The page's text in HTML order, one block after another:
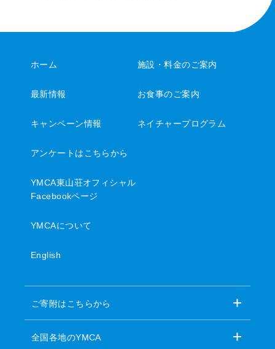
ホーム
最新情報
キャンペーン情報
アンケートはこちらから
施設・料金のご案内
お食事のご案内
ネイチャープログラム
YMCA東山荘オフィシャル
Facebookページ
YMCAについて
English
ご寄附はこちらから
全国各地のYMCA